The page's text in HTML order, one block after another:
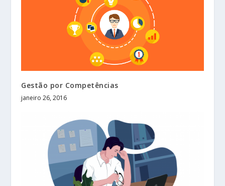
Gestão por Competências
janeiro 26, 2016